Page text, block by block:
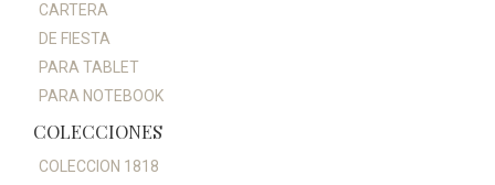
CARTERA
DE FIESTA
PARA TABLET
PARA NOTEBOOK
COLECCIONES
COLECCION 1818